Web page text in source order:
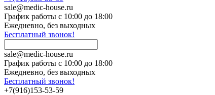
sale@medic-house.ru
График работы с 10:00 до 18:00
Ежедневно, без выходных
Бесплатный звонок!
sale@medic-house.ru
График работы с 10:00 до 18:00
Ежедневно, без выходных
Бесплатный звонок!
+7(916)153-53-59